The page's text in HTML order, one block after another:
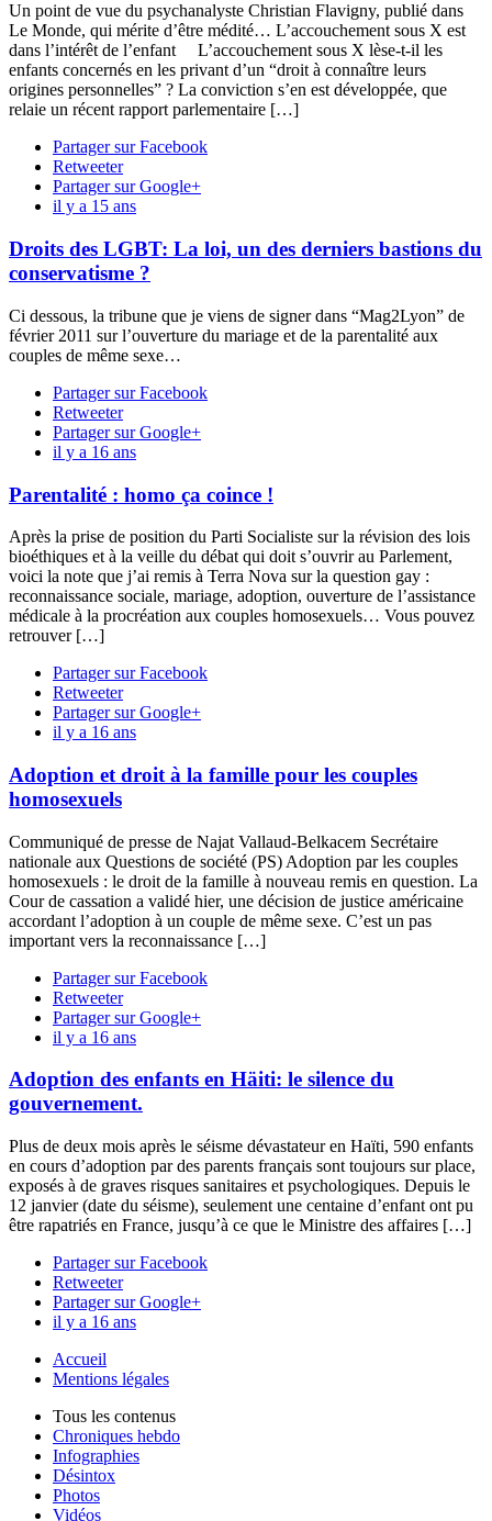
Un point de vue du psychanalyste Christian Flavigny, publié dans
Le Monde, qui mérite d’être médité… L’accouchement sous X est
dans l’intérêt de l’enfant L’accouchement sous X lèse-t-il les
enfants concernés en les privant d’un “droit à connaître leurs
origines personnelles” ? La conviction s’en est développée, que
relaie un récent rapport parlementaire […]
Partager sur Facebook
Retweeter
Partager sur Google+
il y a 15 ans
Droits des LGBT: La loi, un des derniers bastions du
conservatisme ?
Ci dessous, la tribune que je viens de signer dans “Mag2Lyon” de
février 2011 sur l’ouverture du mariage et de la parentalité aux
couples de même sexe…
Partager sur Facebook
Retweeter
Partager sur Google+
il y a 16 ans
Parentalité : homo ça coince !
Après la prise de position du Parti Socialiste sur la révision des lois
bioéthiques et à la veille du débat qui doit s’ouvrir au Parlement,
voici la note que j’ai remis à Terra Nova sur la question gay :
reconnaissance sociale, mariage, adoption, ouverture de l’assistance
médicale à la procréation aux couples homosexuels… Vous pouvez
retrouver […]
Partager sur Facebook
Retweeter
Partager sur Google+
il y a 16 ans
Adoption et droit à la famille pour les couples
homosexuels
Communiqué de presse de Najat Vallaud-Belkacem Secrétaire
nationale aux Questions de société (PS) Adoption par les couples
homosexuels : le droit de la famille à nouveau remis en question. La
Cour de cassation a validé hier, une décision de justice américaine
accordant l’adoption à un couple de même sexe. C’est un pas
important vers la reconnaissance […]
Partager sur Facebook
Retweeter
Partager sur Google+
il y a 16 ans
Adoption des enfants en Häiti: le silence du
gouvernement.
Plus de deux mois après le séisme dévastateur en Haïti, 590 enfants
en cours d’adoption par des parents français sont toujours sur place,
exposés à de graves risques sanitaires et psychologiques. Depuis le
12 janvier (date du séisme), seulement une centaine d’enfant ont pu
être rapatriés en France, jusqu’à ce que le Ministre des affaires […]
Partager sur Facebook
Retweeter
Partager sur Google+
il y a 16 ans
Accueil
Mentions légales
Tous les contenus
Chroniques hebdo
Infographies
Désintox
Photos
Vidéos